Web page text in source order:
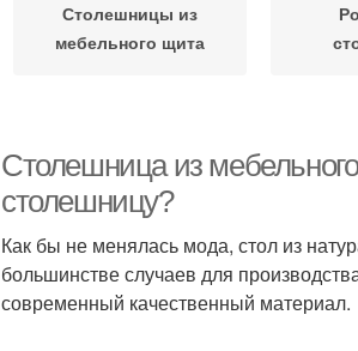
Столешницы из
мебельного щита
Столешница из
столешницу?
Как бы не менялась мода, стол из
большинстве случаев для
современный качественный материал.